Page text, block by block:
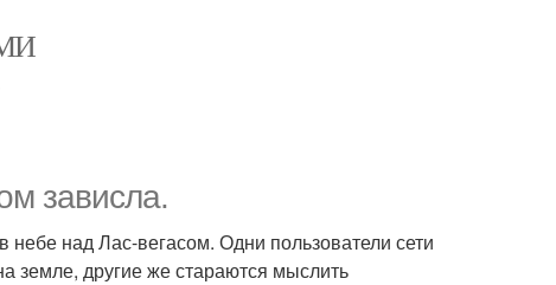
зависла.
над Лас-вегасом. Одни пользователи сети
земле, другие же стараются мыслить